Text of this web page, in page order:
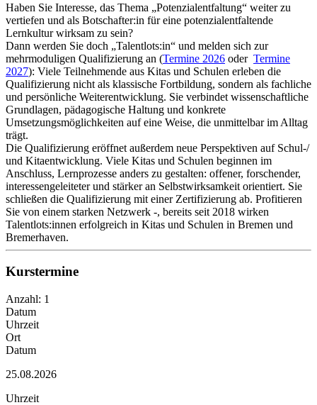
Haben Sie Interesse, das Thema „Potenzialentfaltung“ weiter zu
vertiefen und als Botschafter:in für eine potenzialentfaltende
Lernkultur wirksam zu sein?
Dann werden Sie doch „Talentlots:in“ und melden sich zur
mehrmoduligen Qualifizierung an (Termine 2026 oder Termine
2027): Viele Teilnehmende aus Kitas und Schulen erleben die
Qualifizierung nicht als klassische Fortbildung, sondern als fachliche
und persönliche Weiterentwicklung. Sie verbindet wissenschaftliche
Grundlagen, pädagogische Haltung und konkrete
Umsetzungsmöglichkeiten auf eine Weise, die unmittelbar im Alltag
trägt.
Die Qualifizierung eröffnet außerdem neue Perspektiven auf Schul-/
und Kitaentwicklung. Viele Kitas und Schulen beginnen im
Anschluss, Lernprozesse anders zu gestalten: offener, forschender,
interessengeleiteter und stärker an Selbstwirksamkeit orientiert. Sie
schließen die Qualifizierung mit einer Zertifizierung ab. Profitieren
Sie von einem starken Netzwerk -, bereits seit 2018 wirken
Talentlots:innen erfolgreich in Kitas und Schulen in Bremen und
Bremerhaven.
Kurstermine
Anzahl: 1
Datum
Uhrzeit
Ort
Datum
25.08.2026
Uhrzeit